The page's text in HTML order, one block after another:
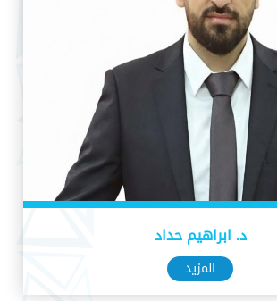
د. ابراهيم حداد
المزيد